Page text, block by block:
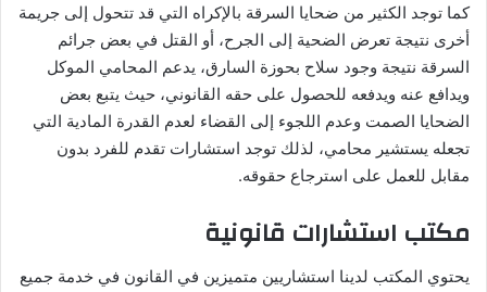
كما توجد الكثير من ضحايا السرقة بالإكراه التي قد تتحول إلى جريمة
أخرى نتيجة تعرض الضحية إلى الجرح، أو القتل في بعض جرائم
السرقة نتيجة وجود سلاح بحوزة السارق، يدعم المحامي الموكل
ويدافع عنه ويدفعه للحصول على حقه القانوني، حيث يتبع بعض
الضحايا الصمت وعدم اللجوء إلى القضاء لعدم القدرة المادية التي
تجعله يستشير محامي، لذلك توجد استشارات تقدم للفرد بدون
مقابل للعمل على استرجاع حقوقه.
مكتب استشارات قانونية
يحتوي المكتب لدينا استشاريين متميزين في القانون في خدمة جميع